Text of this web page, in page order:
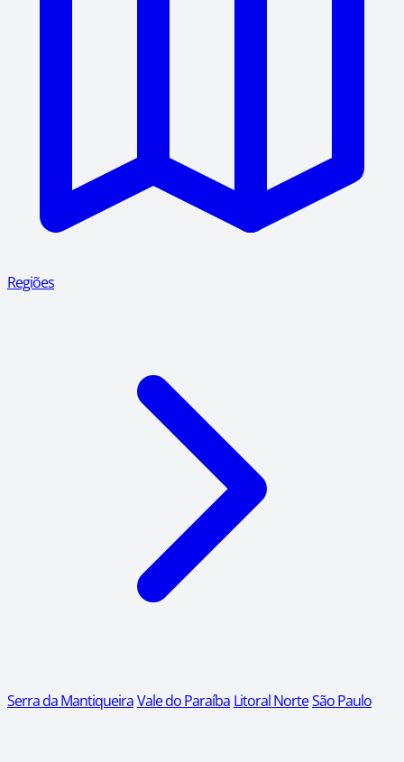
Regiões
Serra da MantiqueiraVale do Paraíba Litoral NorteSão Paulo